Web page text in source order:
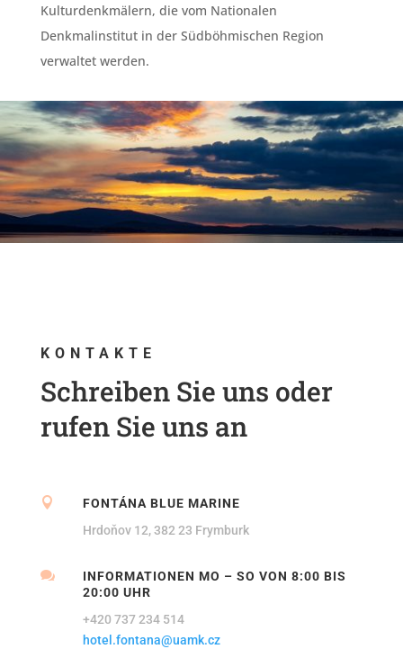
Kulturdenkmälern, die vom Nationalen
Denkmalinstitut in der Südböhmischen Region
verwaltet werden.
KONTAKTE
Schreiben Sie uns oder
rufen Sie uns an

FONTÁNA BLUE MARINE
Hrdoňov 12, 382 23 Frymburk

INFORMATIONEN MO – SO VON 8:00 BIS
20:00 UHR
+420 737 234 514
hotel.fontana@uamk.cz